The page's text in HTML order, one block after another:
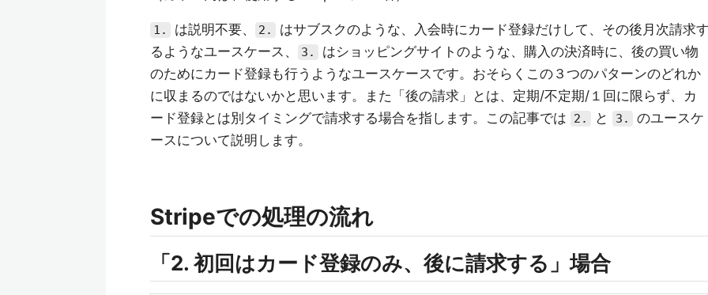
1. は説明不要、 2.
はサブスクのような、入会時にカード登録だけして、その後月次請求
るようなユースケース、
3.
はショッピングサイトのような、購入の決済時に、後の買い物
のためにカード登録も行うようなユースケースです。おそらくこの３つのパターンのどれか
に収まるのではないかと思います。また「後の請求」とは、定期/不定期/１回に限らず、カ
ード登録とは別タイミングで請求する場合を指します。この記事では
2. と 3.
のユースケ
ースについて説明します。
Stripeでの処理の流れ
「2. 初回はカード登録のみ、後に請求する」場合